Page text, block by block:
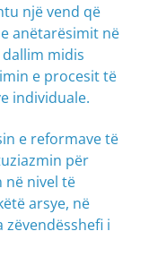
një vend që
anëtarësimit në
midis
e procesit të
individuale.
e reformave të
për
në nivel të
arsye, në
i